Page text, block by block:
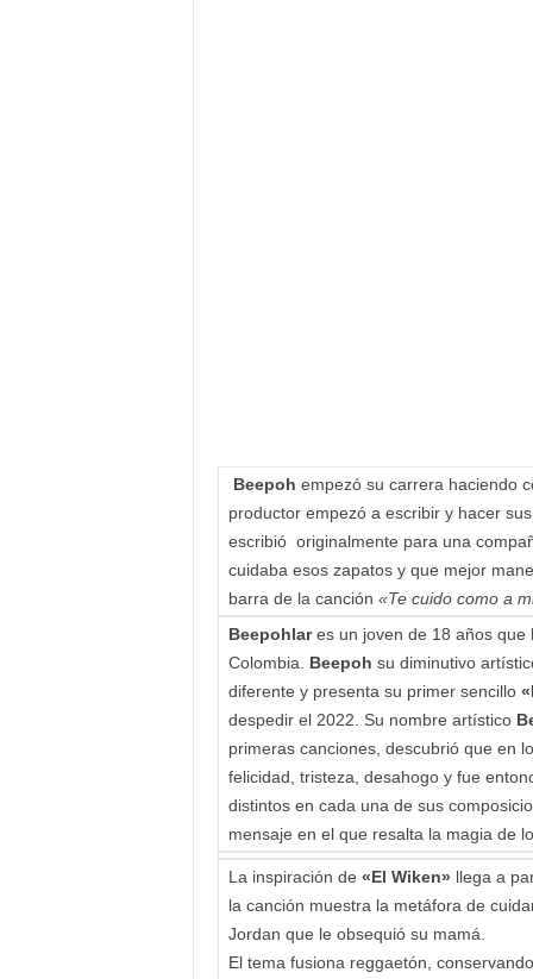
Beepoh empezó su carrera haciendo
productor empezó a escribir y hacer
escribió originalmente para una
cuidaba esos zapatos y que mejor
barra de la canción «Te cuido como a
Beepohlares un joven de 18 años
Colombia. Beepoh su diminutivo
diferente y presenta su primer sencillo
despedir el 2022. Su nombre artístico
primeras canciones, descubrió que en
felicidad, tristeza, desahogo y fue
distintos en cada una de sus
mensaje en el que resalta la magia de
La inspiración de «El Wiken» llega a
la canción muestra la metáfora de
Jordan que le obsequió su mamá.
El tema fusiona reggaetón,